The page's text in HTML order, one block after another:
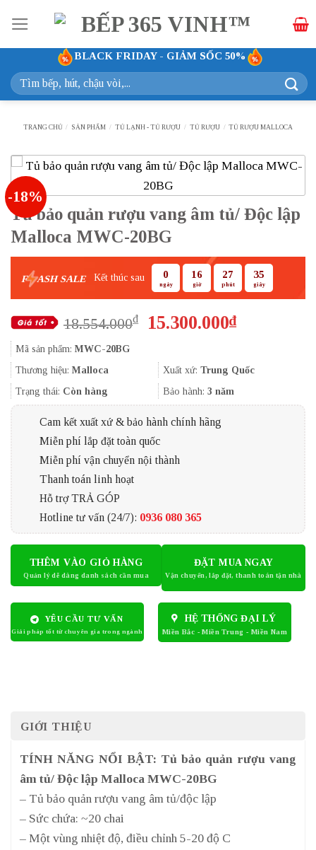
qua
nội
dung
BLACK FRIDAY - GIẢM SỐC 50%
Tìm
kiếm:
TRANG CHỦ / SẢN PHẨM / TỦ LẠNH - TỦ RƯỢU / TỦ RƯỢU / TỦ RƯỢU MALLOCA
-18%
Tủ bảo quản rượu vang âm tủ/ Độc lập
Malloca MWC-20BG
F ASH SALE Kết thúc sau 0
ngày
16
giờ
27
phút
35
giây
18.554.000₫
Giá
18.554.000₫.
15.300.000₫Giá
là:
Mã sản phẩm: MWC-20BG
Thương hiệu: Malloca Xuất xứ: Trung Quốc
Trạng thái: Còn hàng Bảo hành: 3 năm
Cam kết xuất xứ & bảo hành chính hãng
Miễn phí lắp đặt toàn quốc
Miễn phí vận chuyển nội thành
Thanh toán linh hoạt
Hỗ trợ TRẢ GÓP
Hotline tư vấn (24/7): 0936 080 365
THÊM VÀO GIỎ HÀNG ĐẶT MUA NGAY
YÊU CẦU TƯ VẤN HỆ THỐNG ĐẠI LÝ
GIỚI THIỆU
TÍNH NĂNG NỔI BẬT: Tủ bảo quản rượu vang
âm tủ/ Độc lập Malloca MWC-20BG
– Tủ bảo quản rượu vang âm tủ/độc lập
– Sức chứa: ~20 chai
– Một vùng nhiệt độ, điều chỉnh 5-20 độ C